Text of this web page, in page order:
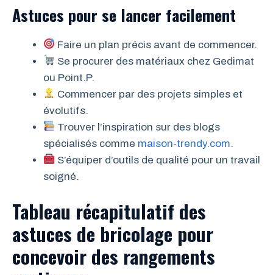
Astuces pour se lancer facilement
Faire un plan précis avant de commencer.
Se procurer des matériaux chez Gedimat
ou Point.P.
Commencer par des projets simples et
évolutifs.
Trouver l’inspiration sur des blogs
spécialisés comme maison-trendy.com.
S’équiper d’outils de qualité pour un travail
soigné.
Tableau récapitulatif des
astuces de bricolage pour
concevoir des rangements